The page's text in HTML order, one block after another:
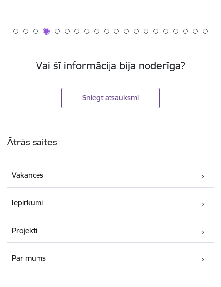
Vai šī informācija bija noderīga?
Sniegt atsauksmi
Ātrās saites
Vakances
Iepirkumi
Projekti
Par mums